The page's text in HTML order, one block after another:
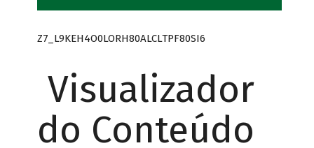
Z7_L9KEH4O0LORH80ALCLTPF80SI6
Visualizador
do Conteúdo